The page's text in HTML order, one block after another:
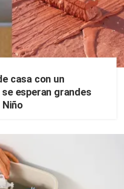
casa con un
esperan grandes